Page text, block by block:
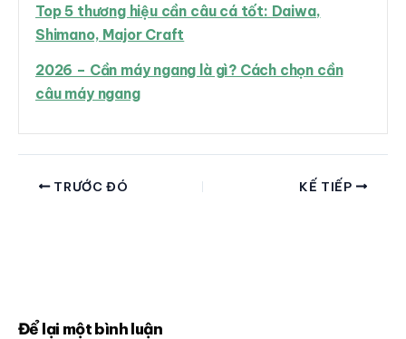
Top 5 thương hiệu cần câu cá tốt: Daiwa,
Shimano, Major Craft
2026 – Cần máy ngang là gì? Cách chọn cần
câu máy ngang
TRƯỚC ĐÓ KẾ TIẾP
Để lại một bình luận